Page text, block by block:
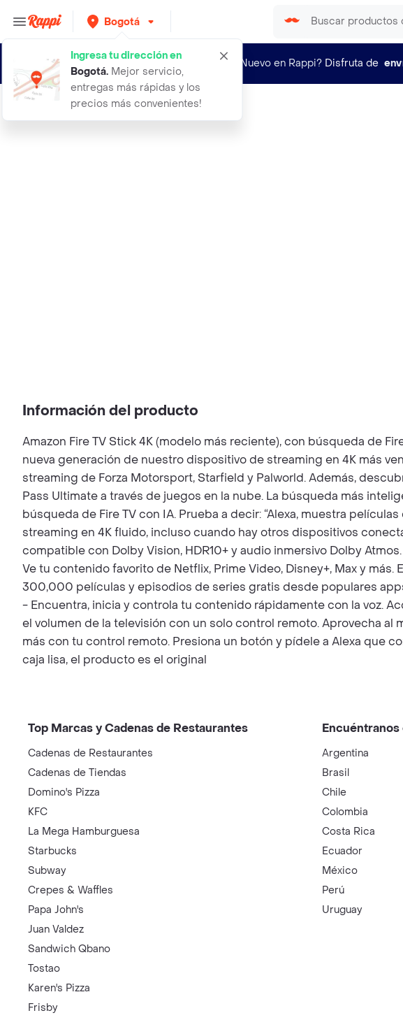
Bogotá
Ingresa tu dirección en
Bogotá. Mejor servicio,
entregas más rápidas y los
precios más convenientes!
¿Nuevo en Rappi? Disfruta de
amazon fire tv 4k modelo nuevo mode
Información del producto
Amazon Fire TV Stick 4K (modelo más reciente), con búsqueda de
nueva generación de nuestro dispositivo de streaming en 4K más
streaming de Forza Motorsport, Starfield y Palworld. Además,
Pass Ultimate a través de juegos en la nube. La búsqueda más
búsqueda de Fire TV con IA. Prueba a decir: “Alexa, muestra
streaming en 4K fluido, incluso cuando hay otros dispositivos
compatible con Dolby Vision, HDR10+ y audio inmersivo Dolby
Ve tu contenido favorito de Netflix, Prime Video, Disney+, Max y
300,000 películas y episodios de series gratis desde populares
- Encuentra, inicia y controla tu contenido rápidamente con la voz.
el volumen de la televisión con un solo control remoto. Aprovecha
más con tu control remoto. Presiona un botón y pídele a Alexa que
caja lisa, el producto es el original
Top Marcas y Cadenas de Restaurantes
Cadenas de Restaurantes
Cadenas de Tiendas
Domino's Pizza
KFC
La Mega Hamburguesa
Starbucks
Subway
Crepes & Waffles
Papa John's
Juan Valdez
Sandwich Qbano
Tostao
Karen's Pizza
Frisby
Argentina
Brasil
Chile
Colombia
Costa Rica
Ecuador
México
Perú
Uruguay